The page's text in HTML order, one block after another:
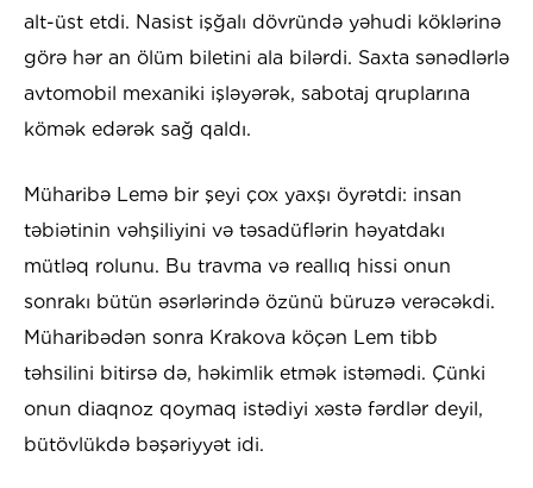
alt-üst etdi. Nasist işğalı dövründə yəhudi köklərinə
görə hər an ölüm biletini ala bilərdi. Saxta sənədlərlə
avtomobil mexaniki işləyərək, sabotaj qruplarına
kömək edərək sağ qaldı.
Müharibə Lemə bir şeyi çox yaxşı öyrətdi: insan
təbiətinin vəhşiliyini və təsadüflərin həyatdakı
mütləq rolunu. Bu travma və reallıq hissi onun
sonrakı bütün əsərlərində özünü büruzə verəcəkdi.
Müharibədən sonra Krakova köçən Lem tibb
təhsilini bitirsə də, həkimlik etmək istəmədi. Çünki
onun diaqnoz qoymaq istədiyi xəstə fərdlər deyil,
bütövlükdə bəşəriyyət idi.